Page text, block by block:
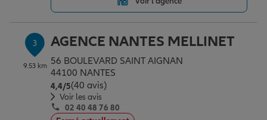
Garantie des accidents de la vie
Assurance scolaire
3
9.53 km
AGENCE NANTES MELLINET
56 BOULEVARD SAINT AIGNAN
44100 NANTES
4,4/5Note de 4.4 sur 5
(40 avis)
Voir les avis
02 40 48 76 80